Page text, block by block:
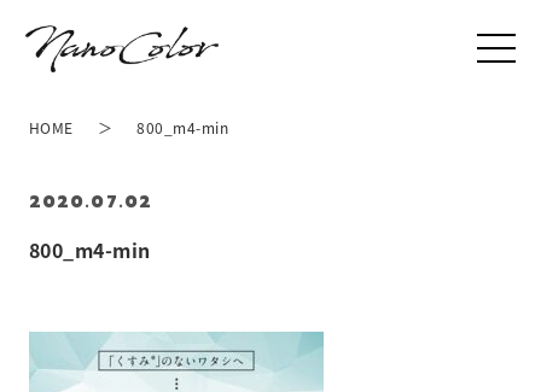
800_m4-min
2020.07.02
HOME 800_m4-min